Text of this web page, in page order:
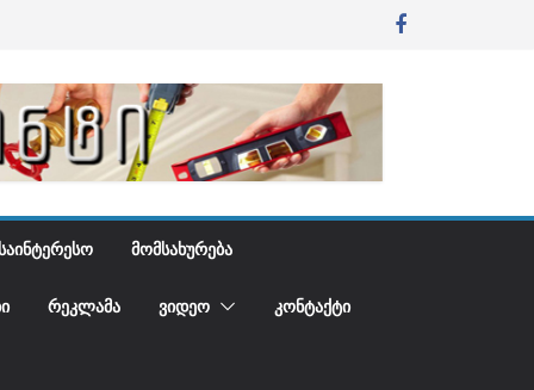
ᲡᲐᲘᲜᲢᲔᲠᲔᲡᲝ ᲛᲝᲛᲡᲐᲮᲣᲠᲔᲑᲐ
ᲠᲔᲙᲚᲐᲛᲐ ᲕᲘᲓᲔᲝ ᲙᲝᲜᲢᲐᲥᲢᲘ